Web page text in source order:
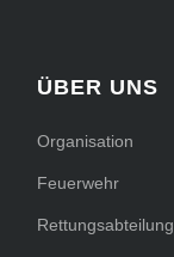
ÜBER UNS
Organisation
Feuerwehr
Rettungsabteilung